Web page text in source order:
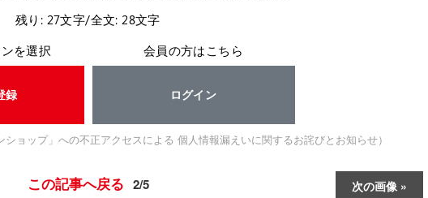
残り: 27文字/全文: 28文字
を選択
録
会員の方はこちら
ログイン
ョップ」への不正アクセスによる 個人情報漏えいに関するお詫びとお知らせ）
次の画像
この記事へ戻る 2/5